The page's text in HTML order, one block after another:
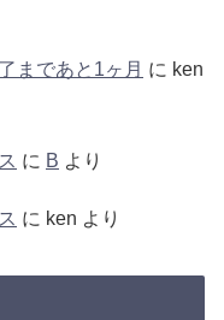
まであと1ヶ月 に ken
に B より
に ken より